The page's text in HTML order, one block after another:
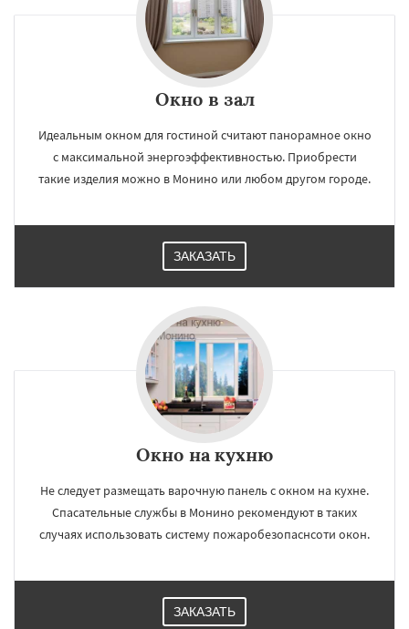
Некрасовское Обухово
Правдинский Решетниково
Свердловск Северный
Тучково
Уваровка
Фряново
Черусти
Окно в зал
Идеальным окном для гостиной считают панорамное окно
с максимальной энергоэффективностью. Приобрести
такие изделия можно в Монино или любом другом городе.
ЗАКАЗАТЬ
Окно на кухню
Не следует размещать варочную панель с окном на кухне.
Спасательные службы в Монино рекомендуют в таких
случаях использовать систему пожаробезопаснсоти окон.
ЗАКАЗАТЬ
Даю согласие на обработку персональных данных